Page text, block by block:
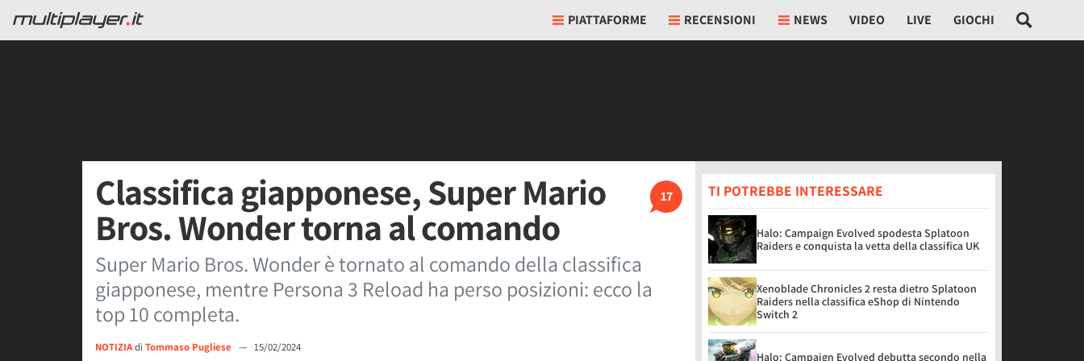
PIATTAFORME RECENSIONI NEWS VIDEO LIVE GIOCHI
17
Classifica giapponese, Super Mario
Bros. Wonder torna al comando
Super Mario Bros. Wonder è tornato al comando della classifica
giapponese, mentre Persona 3 Reload ha perso posizioni: ecco la
top 10 completa.
NOTIZIAdi Tommaso Pugliese — 15/02/2024
TI POTREBBE INTERESSARE
Halo: Campaign Evolved spodesta Splatoon
Raiders e conquista la vetta della classifica UK
Xenoblade Chronicles 2 resta dietro Splatoon
Raiders nella classifica eShop di Nintendo
Switch 2
Halo: Campaign Evolved debutta secondo nella